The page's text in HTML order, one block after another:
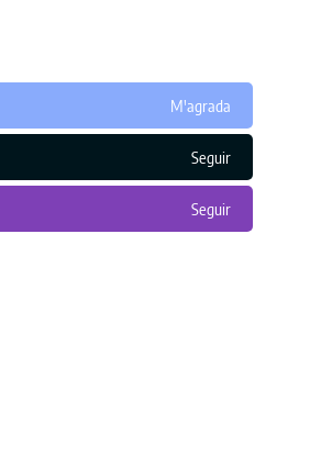
M'agrada
Seguir
Seguir